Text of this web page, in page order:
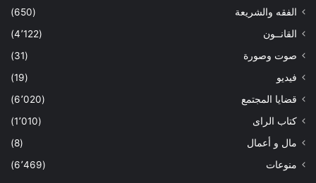
الفقه والشريعة
(650)
القانــون
(4٬122)
صوت وصورة
(31)
فيديو
(19)
قضايا المجتمع
(6٬020)
كتاب الراى
(1٬010)
مال و أعمال
(8)
منوعات
(6٬469)